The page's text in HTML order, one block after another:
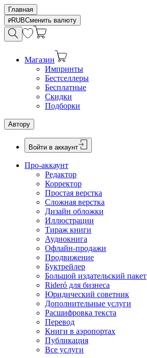
Главная
RUBСменить валюту
Магазин
Импринты
Бестселлеры
Бесплатные
Скидки
Подборки
Автору
Войти в аккаунт
Про-аккаунт
Редактор
Корректор
Простая верстка
Сложная верстка
Дизайн обложки
Иллюстрации
Тираж книги
Аудиокнига
Офлайн-продажи
Продвижение
Буктрейлер
Большой издательский пакет
Rideró для бизнеса
Юридический советник
Дополнительные услуги
Расшифровка текста
Перевод
Книги в аэропортах
Публикация
Все услуги